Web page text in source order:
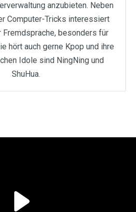
anzubieten. Neben
Computer-Tricks interessiert
Fremdsprache, besonders für
hört auch gerne Kpop und ihre
Idole sind NingNing und
ShuHua.